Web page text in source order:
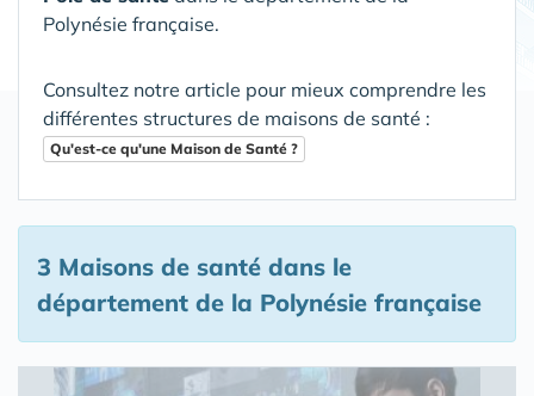
Polynésie française.
Consultez notre article pour mieux comprendre les
différentes structures de maisons de santé :
Qu'est-ce qu'une Maison de Santé ?
3 Maisons de santé dans le
département de la Polynésie française